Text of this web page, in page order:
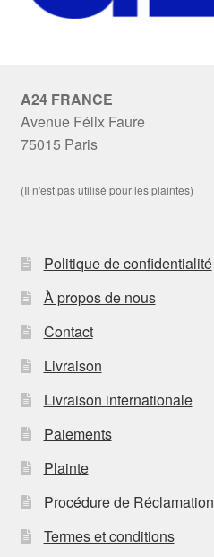
A24 FRANCE
Avenue Félix Faure
75015 Paris
(Il n'est pas utilisé pour les plaintes)
Politique de confidentialité
À propos de nous
Contact
Livraison
Livraison internationale
Paiements
Plainte
Procédure de Réclamation
Termes et conditions